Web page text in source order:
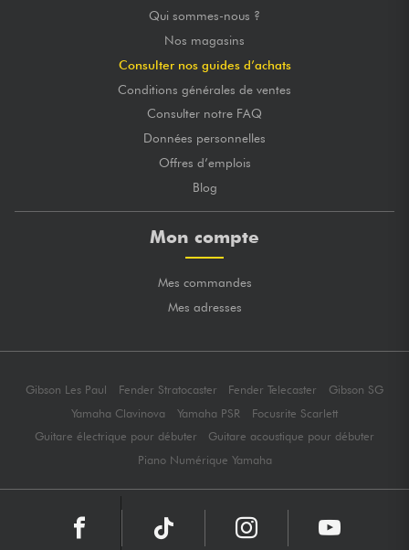
Qui sommes-nous ?
Nos magasins
Consulter nos guides d’achats
Conditions générales de ventes
Consulter notre FAQ
Données personnelles
Offres d’emplois
Blog
Mon compte
Mes commandes
Mes adresses
Gibson Les Paul Fender Stratocaster Fender Telecaster
Gibson SG
Yamaha Clavinova
Yamaha PSR
Focusrite Scarlett
Guitare électrique pour débuter
Guitare acoustique pour débuter
Piano Numérique Yamaha